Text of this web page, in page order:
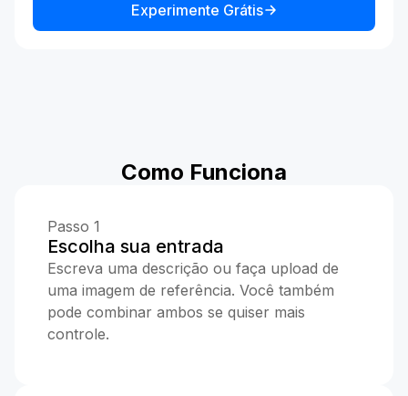
Experimente Grátis
Como Funciona
Passo 1
Escolha sua entrada
Escreva uma descrição ou faça upload de
uma imagem de referência. Você também
pode combinar ambos se quiser mais
controle.